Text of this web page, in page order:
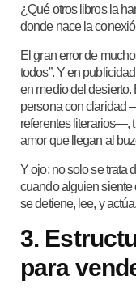
¿Qué otros libros la
donde nace la
El gran error de
todos”. Y en
en medio del
persona con claridad
referentes literarios—,
amor que llegan al
Y ojo: no solo se trata
cuando alguien
se detiene, lee, y actúa.
3.
para